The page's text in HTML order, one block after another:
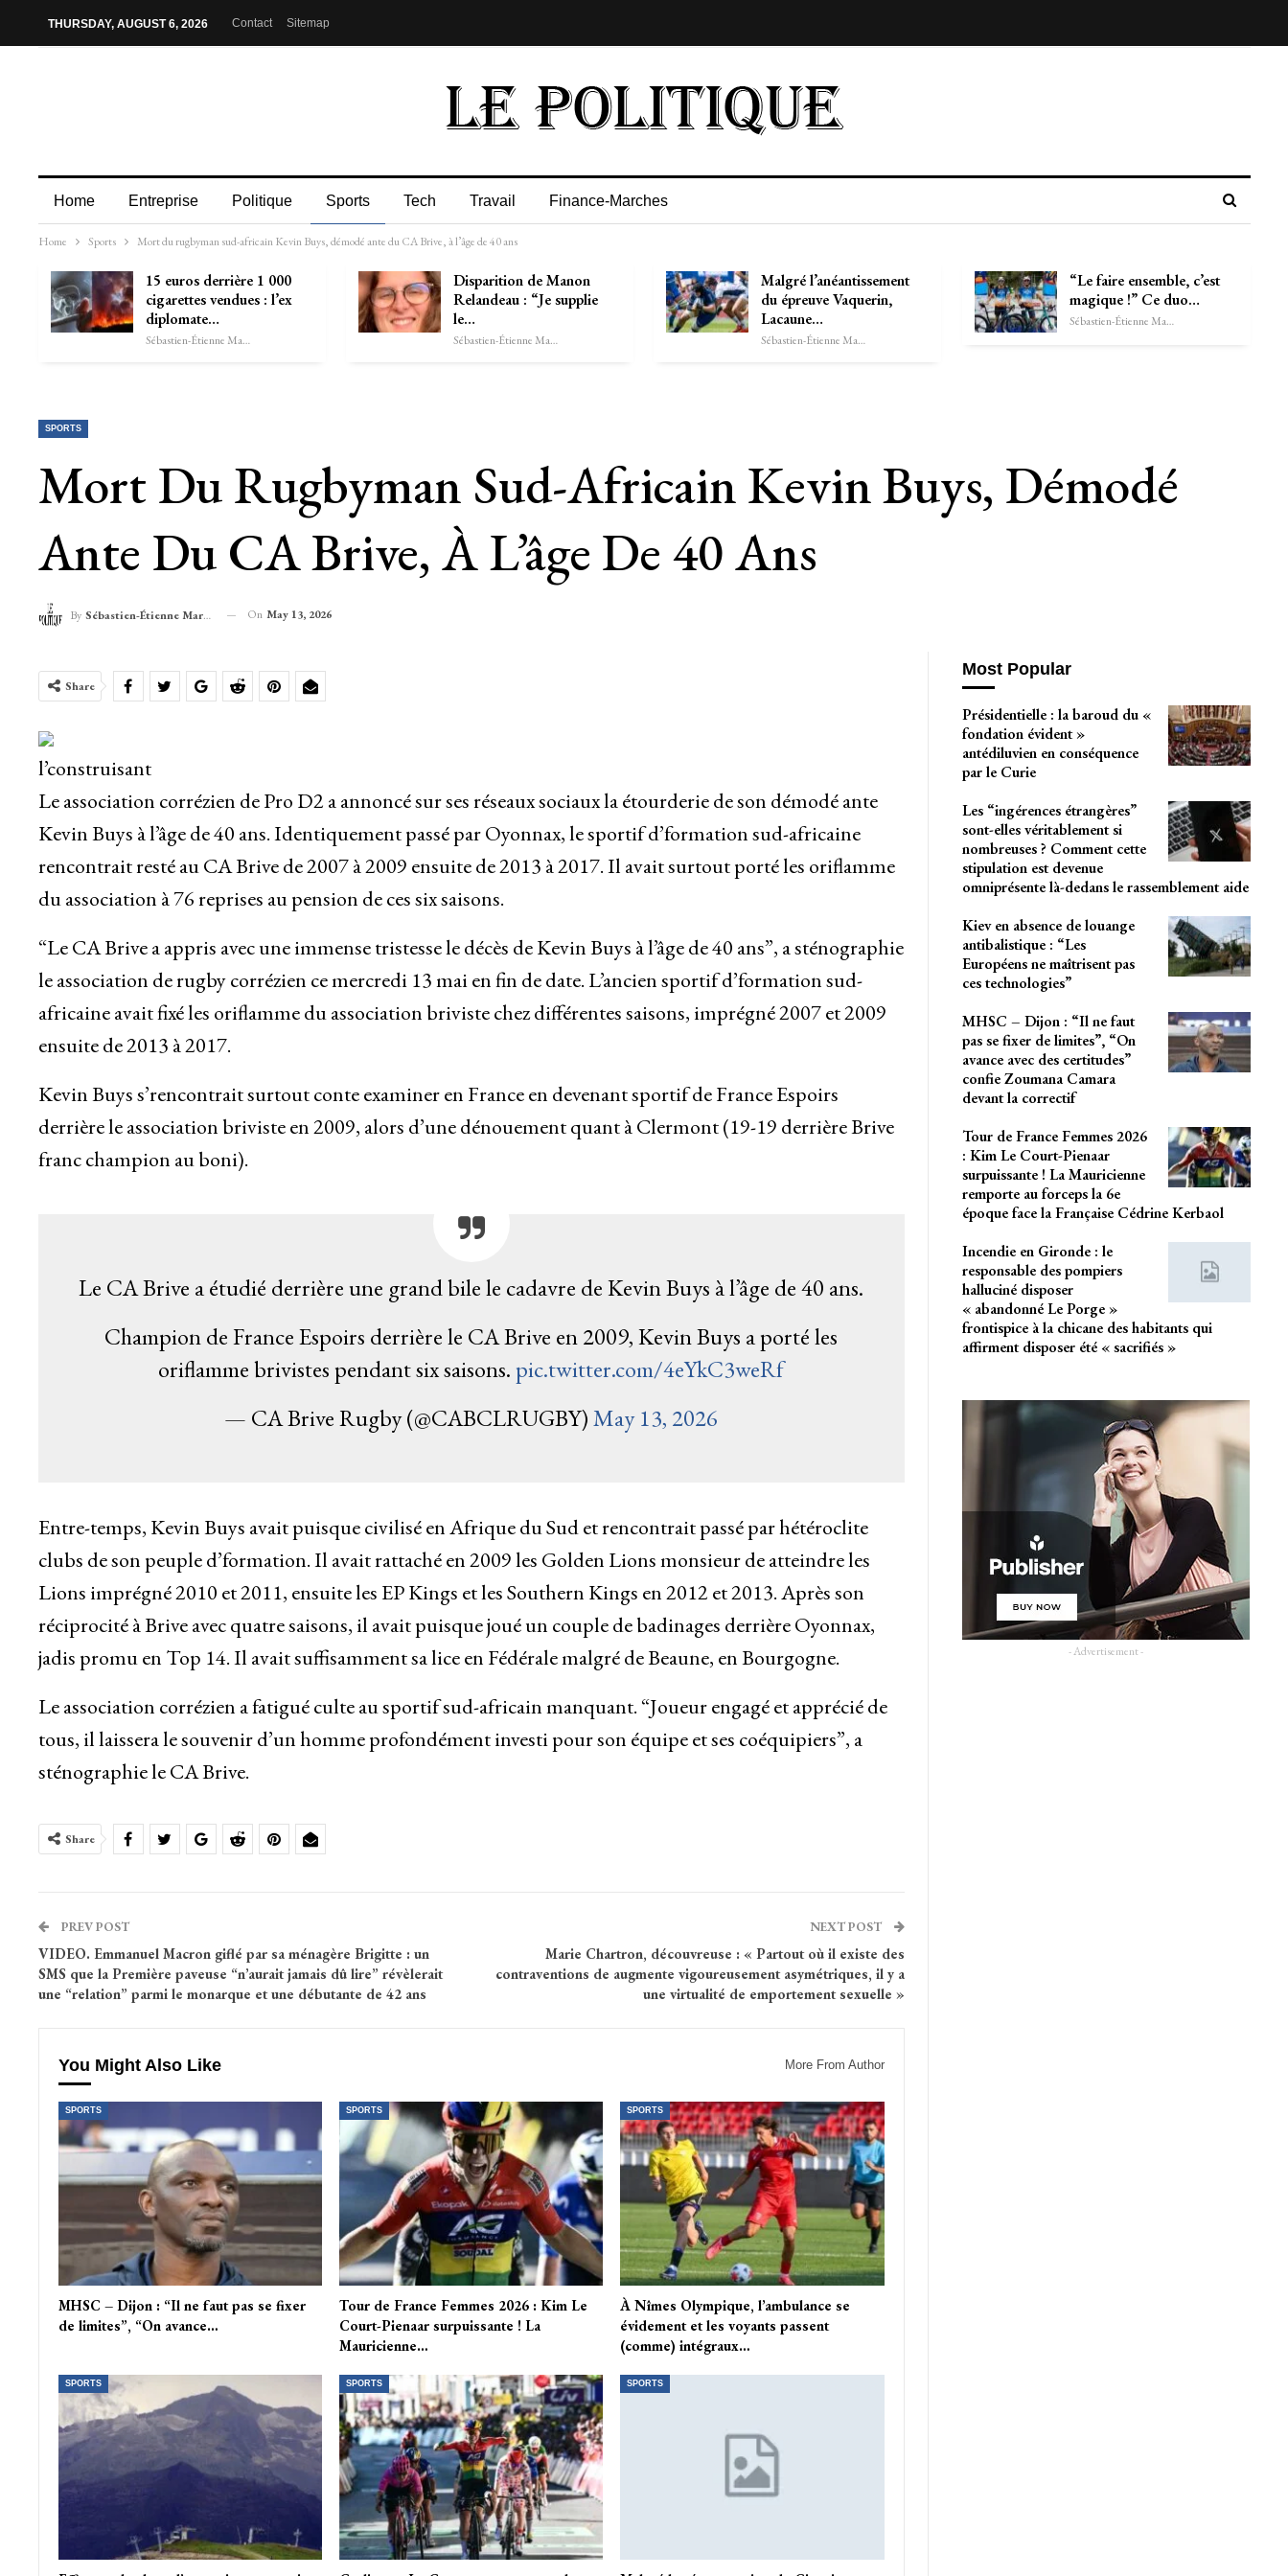
THURSDAY, AUGUST 6, 2026 Contact Sitemap
Home Entreprise Politique Sports Tech Travail Finance-Marches
Home Sports Mort du rugbyman sud-africain Kevin Buys, démodé ante du CA Brive, à l’âge de 40 ans
15 euros derrière 1 000
cigarettes vendues : l’ex
diplomate…
Sébastien-Étienne Marechal
Disparition de Manon
Relandeau : “Je supplie
le…
Sébastien-Étienne Marechal
Malgré l’anéantissement
du épreuve Vaquerin,
Lacaune…
Sébastien-Étienne Marechal
“Le faire ensemble, c’est
magique !” Ce duo…
Sébastien-Étienne Marechal
SPORTS
Mort Du Rugbyman Sud-Africain Kevin Buys, Démodé
Ante Du CA Brive, À L’âge De 40 Ans
By Sébastien-Étienne Marechal On May 13, 2026
Share
l’construisant
Le association corrézien de Pro D2 a annoncé sur ses réseaux sociaux la étourderie de son démodé ante
Kevin Buys à l’âge de 40 ans. Identiquement passé par Oyonnax, le sportif d’formation sud-africaine
rencontrait resté au CA Brive de 2007 à 2009 ensuite de 2013 à 2017. Il avait surtout porté les oriflamme
du association à 76 reprises au pension de ces six saisons.
“Le CA Brive a appris avec une immense tristesse le décès de Kevin Buys à l’âge de 40 ans”, a sténographie
le association de rugby corrézien ce mercredi 13 mai en fin de date. L’ancien sportif d’formation sud-
africaine avait fixé les oriflamme du association briviste chez différentes saisons, imprégné 2007 et 2009
ensuite de 2013 à 2017.
Kevin Buys s’rencontrait surtout conte examiner en France en devenant sportif de France Espoirs
derrière le association briviste en 2009, alors d’une dénouement quant à Clermont (19-19 derrière Brive
franc champion au boni).
Le CA Brive a étudié derrière une grand bile le cadavre de Kevin Buys à l’âge de 40 ans.
Champion de France Espoirs derrière le CA Brive en 2009, Kevin Buys a porté les
oriflamme brivistes pendant six saisons. pic.twitter.com/4eYkC3weRf
— CA Brive Rugby (@CABCLRUGBY)May 13, 2026
Entre-temps, Kevin Buys avait puisque civilisé en Afrique du Sud et rencontrait passé par hétéroclite
clubs de son peuple d’formation. Il avait rattaché en 2009 les Golden Lions monsieur de atteindre les
Lions imprégné 2010 et 2011, ensuite les EP Kings et les Southern Kings en 2012 et 2013. Après son
réciprocité à Brive avec quatre saisons, il avait puisque joué un couple de badinages derrière Oyonnax,
jadis promu en Top 14. Il avait suffisamment sa lice en Fédérale malgré de Beaune, en Bourgogne.
Le association corrézien a fatigué culte au sportif sud-africain manquant. “Joueur engagé et apprécié de
tous, il laissera le souvenir d’un homme profondément investi pour son équipe et ses coéquipiers”, a
sténographie le CA Brive.
Share
PREV POST
VIDEO. Emmanuel Macron giflé par sa ménagère Brigitte : un
SMS que la Première paveuse “n’aurait jamais dû lire” révèlerait
une “relation” parmi le monarque et une débutante de 42 ans
NEXT POST
Marie Chartron, découvreuse : « Partout où il existe des
contraventions de augmente vigoureusement asymétriques, il y a
une virtualité de emportement sexuelle »
You Might Also Like More From Author
SPORTS
MHSC – Dijon : “Il ne faut pas se fixer
de limites”, “On avance…
SPORTS
Tour de France Femmes 2026 : Kim Le
Court-Pienaar surpuissante ! La
Mauricienne…
SPORTS
À Nîmes Olympique, l’ambulance se
évidement et les voyants passent
(comme) intégraux…
SPORTS SPORTS SPORTS
Most Popular
Présidentielle : la baroud du «
fondation évident »
antédiluvien en conséquence
par le Curie
Les “ingérences étrangères”
sont-elles véritablement si
nombreuses ? Comment cette
stipulation est devenue
omniprésente là-dedans le rassemblement aide
Kiev en absence de louange
antibalistique : “Les
Européens ne maîtrisent pas
ces technologies”
MHSC – Dijon : “Il ne faut
pas se fixer de limites”, “On
avance avec des certitudes”
confie Zoumana Camara
devant la correctif
Tour de France Femmes 2026
: Kim Le Court-Pienaar
surpuissante ! La Mauricienne
remporte au forceps la 6e
époque face la Française Cédrine Kerbaol
Incendie en Gironde : le
responsable des pompiers
halluciné disposer
« abandonné Le Porge »
frontispice à la chicane des habitants qui
affirment disposer été « sacrifiés »
- Advertisement -